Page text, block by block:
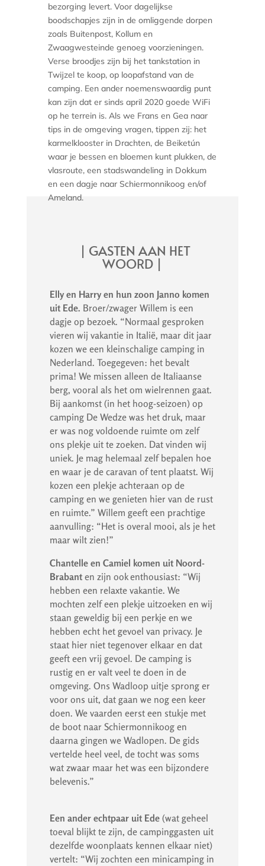
bezorging levert. Voor dagelijkse
boodschapjes zijn in de omliggende dorpen
zoals Buitenpost, Kollum en
Zwaagwesteinde genoeg voorzieningen.
Verse broodjes zijn bij het tankstation in
Twijzel te koop, op loopafstand van de
camping. Een ander noemenswaardig punt
kan zijn dat er sinds april 2020 goede WiFi
op he terrein is. Als we Frans en Gea naar
tips in de omgeving vragen, tippen zij: het
karmelklooster in Drachten, de Beiketún
waar je bessen en bloemen kunt plukken, de
vlasroute, een stadswandeling in Dokkum
en een dagje naar Schiermonnikoog en/of
Ameland.
| GASTEN AAN HET
WOORD |
Elly en Harry en hun zoon Janno komen
uit Ede. Broer/zwager Willem is een
dagje op bezoek. “Normaal gesproken
vieren wij vakantie in Italië, maar dit jaar
kozen we een kleinschalige camping in
Nederland. Toegegeven: het bevalt
prima! We missen alleen de Italiaanse
berg, vooral als het om wielrennen gaat.
Bij aankomst (in het hoog-seizoen) op
camping De Wedze was het druk, maar
er was nog voldoende ruimte om zelf
ons plekje uit te zoeken. Dat vinden wij
uniek. Je mag helemaal zelf bepalen hoe
en waar je de caravan of tent plaatst. Wij
kozen een plekje achteraan op de
camping en we genieten hier van de rust
en ruimte.” Willem geeft een prachtige
aanvulling: “Het is overal mooi, als je het
maar wilt zien!”
Chantelle en Camiel komen uit Noord-
Brabanten zijn ook enthousiast: “Wij
hebben een relaxte vakantie. We
mochten zelf een plekje uitzoeken en wij
staan geweldig bij een perkje en we
hebben echt het gevoel van privacy. Je
staat hier niet tegenover elkaar en dat
geeft een vrij gevoel. De camping is
rustig en er valt veel te doen in de
omgeving. Ons Wadloop uitje sprong er
voor ons uit, dat gaan we nog een keer
doen. We vaarden eerst een stukje met
de boot naar Schiermonnikoog en
daarna gingen we Wadlopen. De gids
vertelde heel veel, de tocht was soms
wat zwaar maar het was een bijzondere
belevenis.”
Een ander echtpaar uit Ede(wat geheel
toeval blijkt te zijn, de campinggasten uit
dezelfde woonplaats kennen elkaar niet)
vertelt: “Wij zochten een minicamping in